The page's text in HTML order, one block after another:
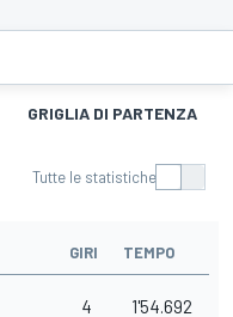
GRIGLIA DI PARTENZA
Tutte le statistiche
GIRI TEMPO
4 1'54.692